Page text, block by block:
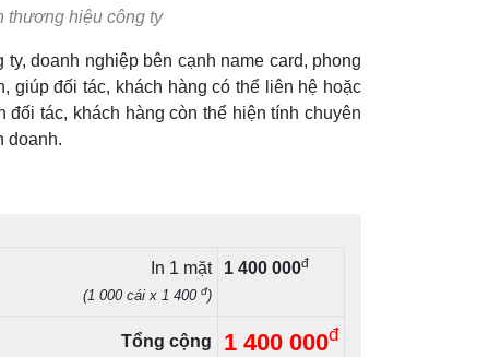
thương hiệu công ty
doanh nghiệp bên cạnh name card, phong
đối tác, khách hàng có thể liên hệ hoặc
tác, khách hàng còn thể hiện tính chuyên
doanh.
In 1 mặt
(1 000 cái x 1 400 đ)
1 400 000đ
Tổng cộng 1 400 000đ